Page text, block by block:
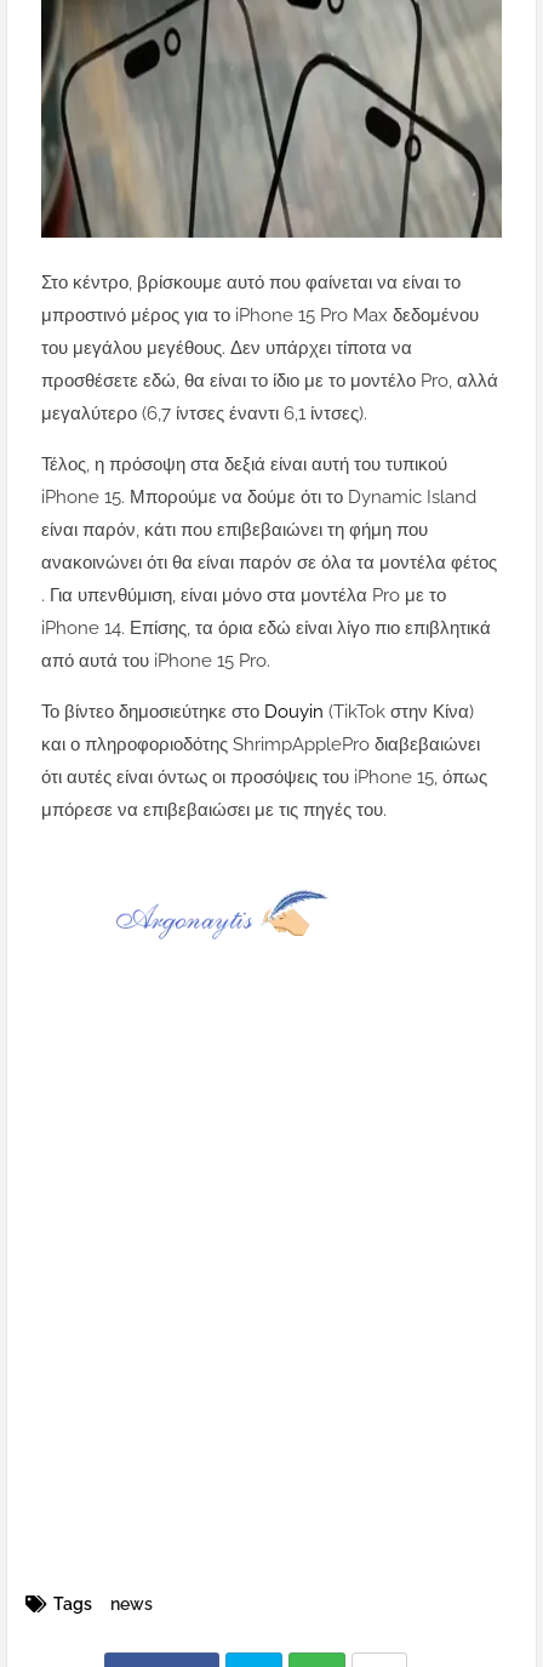
Στο κέντρο, βρίσκουμε αυτό που φαίνεται να είναι το
μπροστινό μέρος για το iPhone 15 Pro Max δεδομένου
του μεγάλου μεγέθους. Δεν υπάρχει τίποτα να
προσθέσετε εδώ, θα είναι το ίδιο με το μοντέλο Pro, αλλά
μεγαλύτερο (6,7 ίντσες έναντι 6,1 ίντσες).
Τέλος, η πρόσοψη στα δεξιά είναι αυτή του τυπικού
iPhone 15. Μπορούμε να δούμε ότι το Dynamic Island
είναι παρόν, κάτι που επιβεβαιώνει τη φήμη που
ανακοινώνει ότι θα είναι παρόν σε όλα τα μοντέλα φέτος
. Για υπενθύμιση, είναι μόνο στα μοντέλα Pro με το
iPhone 14. Επίσης, τα όρια εδώ είναι λίγο πιο επιβλητικά
από αυτά του iPhone 15 Pro.
Το βίντεο δημοσιεύτηκε στο Douyin (TikTok στην Κίνα)
και ο πληροφοριοδότης ShrimpApplePro διαβεβαιώνει
ότι αυτές είναι όντως οι προσόψεις του iPhone 15, όπως
μπόρεσε να επιβεβαιώσει με τις πηγές του.
Tags news